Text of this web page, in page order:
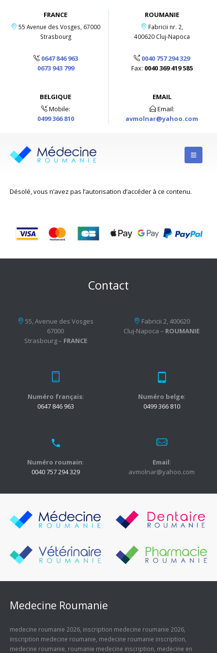
FRANCE
55 Avenue des Vosges, 67000
Strasbourg
0647 846 963
0673 943 799
ROUMANIE
Fabricii nr. 2,
400620 Cluj-Napoca
0040 757 294 329
Fax: 0040 369 419 585
BELGIQUE
Mobile:
0499 366 810
EMAIL
Email:
avmolnar@yahoo.com
Désolé, vous n’avez pas l’autorisation d’accéder à ce contenu.
Contact
55, Avenue des Vosges
67000
Strasbourg – FRANCE
Fabricii 2, 400620
Cluj-Napoca – ROUMANIE
Numéro français:
0647 846 963
Numéro belge:
0499 366 810
Numéro roumain:
0040 757 294 329
Email:
avmolnar@yahoo.com
Medecine Roumanie
medecine roumanie 2026 inscription medecine roumanie 2026
inscription medecine roumanie medecine roumanie inscription
medecine roumanie roumanie medecine inscription medecine en